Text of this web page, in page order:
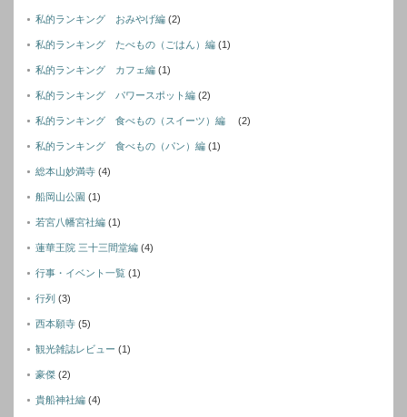
私的ランキング おみやげ編 (2)
私的ランキング たべもの（ごはん）編 (1)
私的ランキング カフェ編 (1)
私的ランキング パワースポット編 (2)
私的ランキング 食べもの（スイーツ）編 (2)
私的ランキング 食べもの（パン）編 (1)
総本山妙満寺 (4)
船岡山公園 (1)
若宮八幡宮社編 (1)
蓮華王院 三十三間堂編 (4)
行事・イベント一覧 (1)
行列 (3)
西本願寺 (5)
観光雑誌レビュー (1)
豪傑 (2)
貴船神社編 (4)